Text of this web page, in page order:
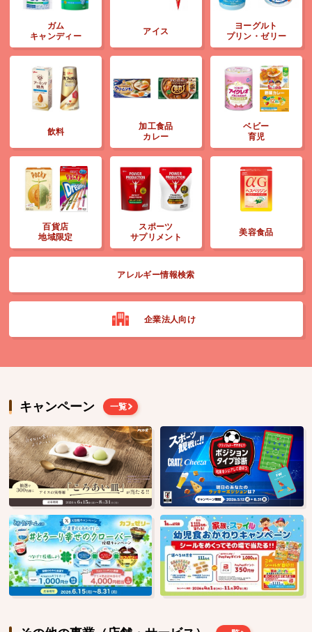
ガム
キャンディー
アイス
ヨーグルト
プリン・ゼリー
飲料
加工食品
カレー
ベビー
育児
百貨店
地域限定
スポーツ
サプリメント
美容食品
アレルギー情報検索
企業法人向け
キャンペーン 一覧